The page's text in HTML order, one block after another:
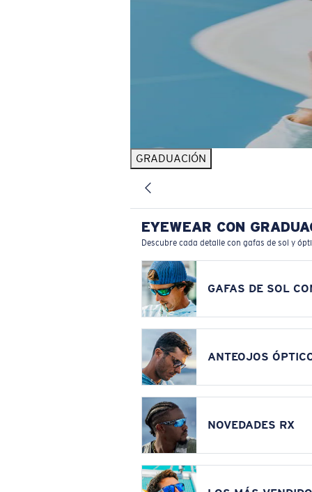
GRADUACIÓN
EYEWEAR CON
Descubre cada detalle con gafas de sol y
GAFAS DE SOL
ANTEOJOS
NOVEDADES RX